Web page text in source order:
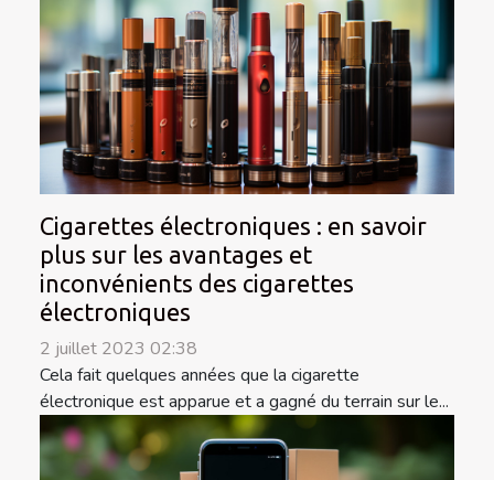
Cigarettes électroniques : en savoir
plus sur les avantages et
inconvénients des cigarettes
électroniques
2 juillet 2023 02:38
Cela fait quelques années que la cigarette
électronique est apparue et a gagné du terrain sur le...